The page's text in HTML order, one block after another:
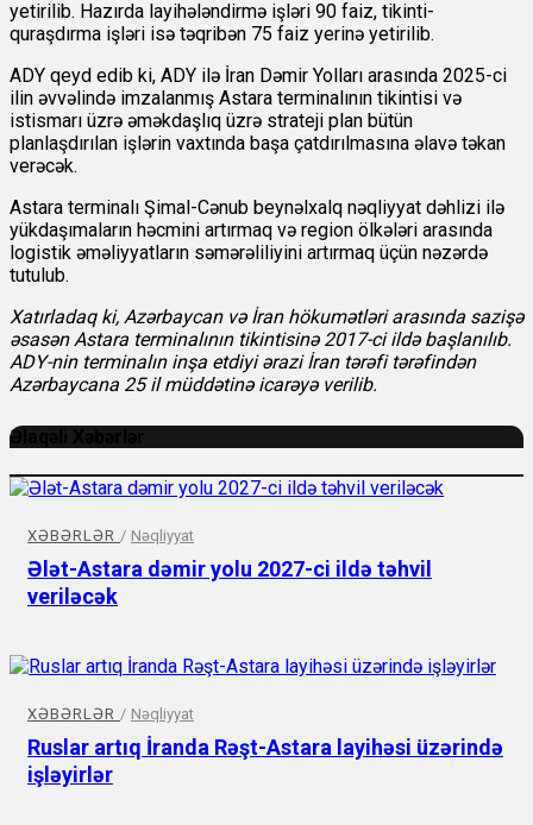
yetirilib. Hazırda layihələndirmə işləri 90 faiz, tikinti-
quraşdırma işləri isə təqribən 75 faiz yerinə yetirilib.
ADY qeyd edib ki, ADY ilə İran Dəmir Yolları arasında 2025-ci
ilin əvvəlində imzalanmış Astara terminalının tikintisi və
istismarı üzrə əməkdaşlıq üzrə strateji plan bütün
planlaşdırılan işlərin vaxtında başa çatdırılmasına əlavə təkan
verəcək.
Astara terminalı Şimal-Cənub beynəlxalq nəqliyyat dəhlizi ilə
yükdaşımaların həcmini artırmaq və region ölkələri arasında
logistik əməliyyatların səmərəliliyini artırmaq üçün nəzərdə
tutulub.
Xatırladaq ki, Azərbaycan və İran hökumətləri arasında sazişə
əsasən Astara terminalının tikintisinə 2017-ci ildə başlanılıb.
ADY-nin terminalın inşa etdiyi ərazi İran tərəfi tərəfindən
Azərbaycana 25 il müddətinə icarəyə verilib.
Əlaqəli Xəbərlər
XƏBƏRLƏR / Nəqliyyat
Ələt-Astara dəmir yolu 2027-ci ildə təhvil
veriləcək
XƏBƏRLƏR / Nəqliyyat
Ruslar artıq İranda Rəşt-Astara layihəsi üzərində
işləyirlər